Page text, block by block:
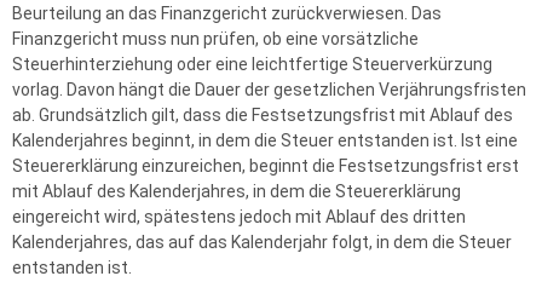
Beurteilung an das Finanzgericht zurückverwiesen. Das
Finanzgericht muss nun prüfen, ob eine vorsätzliche
Steuerhinterziehung oder eine leichtfertige Steuerverkürzung
vorlag. Davon hängt die Dauer der gesetzlichen Verjährungsfristen
ab. Grundsätzlich gilt, dass die Festsetzungsfrist mit Ablauf des
Kalenderjahres beginnt, in dem die Steuer entstanden ist. Ist eine
Steuererklärung einzureichen, beginnt die Festsetzungsfrist erst
mit Ablauf des Kalenderjahres, in dem die Steuererklärung
eingereicht wird, spätestens jedoch mit Ablauf des dritten
Kalenderjahres, das auf das Kalenderjahr folgt, in dem die Steuer
entstanden ist.